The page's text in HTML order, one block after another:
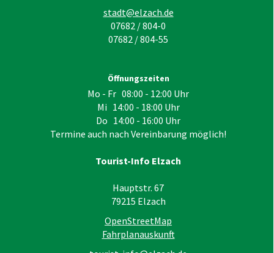
stadt@elzach.de
07682 / 804-0
07682 / 804-55
Öffnungszeiten
Mo - Fr 08:00 - 12:00 Uhr
Mi 14:00 - 18:00 Uhr
Do 14:00 - 16:00 Uhr
Termine auch nach Vereinbarung möglich!
Tourist-Info Elzach
Hauptstr. 67
79215 Elzach
OpenStreetMap
Fahrplanauskunft